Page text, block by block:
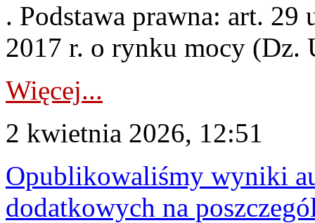
. Podstawa prawna: art. 29
2017 r. o rynku mocy (Dz.
Więcej...
2 kwietnia 2026, 12:51
Opublikowaliśmy wyniki
dodatkowych na